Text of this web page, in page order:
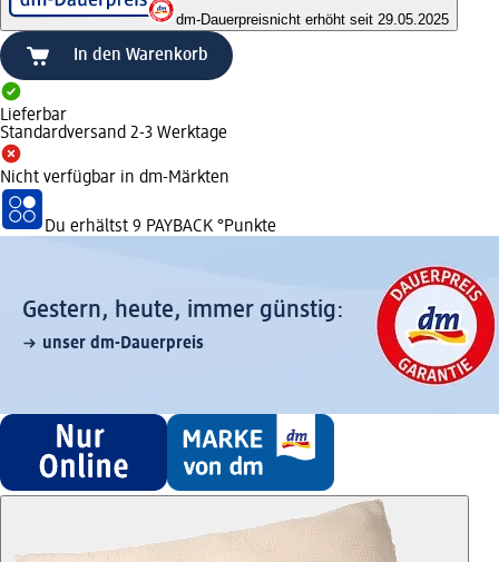
dm-Dauerpreisnicht erhöht seit 29.05.2025
In den Warenkorb
Lieferbar
Standardversand 2-3 Werktage
Nicht verfügbar in dm-Märkten
Du erhältst 9 PAYBACK °Punkte
Gestern, heute, immer günstig:
unser dm-Dauerpreis